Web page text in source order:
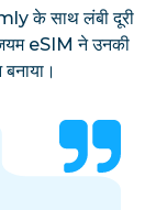
के साथ लंबी दूरी
eSIM ने उनकी